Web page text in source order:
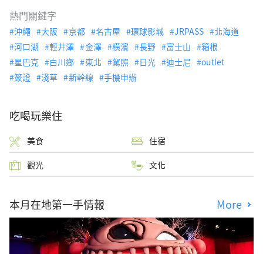
熱門關鍵字
沖繩 大阪 京都 名古屋 環球影城 JRPASS
北海道
河口湖
輕井澤 金澤 橫濱 長野 富士山
箱根
星巴克
白川鄉 東北 駕照 日光 迪士尼
outlet
簽證
淺草 新幹線 手機申辦
吃喝玩樂住
美食 住宿
觀光 文化
本月在地第一手情報 More